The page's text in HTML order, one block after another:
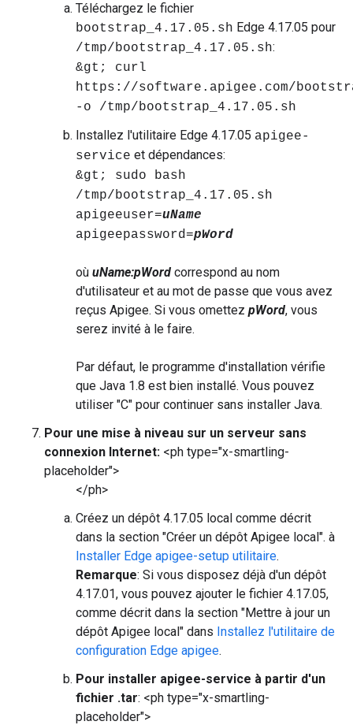
Téléchargez le fichier
bootstrap_4.17.05.sh Edge 4.17.05 pour
/tmp/bootstrap_4.17.05.sh:
&gt; curl
https://software.apigee.com/
-o /tmp/bootstrap_4.17.05.sh
Installez l'utilitaire Edge 4.17.05 apigee-
service et dépendances:
&gt; sudo bash
/tmp/bootstrap_4.17.05.sh
apigeeuser=uName
apigeepassword=pWord
où uName:pWord correspond au nom
d'utilisateur et au mot de passe que vous avez
reçus Apigee. Si vous omettez pWord, vous
serez invité à le faire.
Par défaut, le programme d'installation vérifie
que Java 1.8 est bien installé. Vous pouvez
utiliser "C" pour continuer sans installer Java.
Pour une mise à niveau sur un serveur sans
connexion Internet: <ph type="x-smartling-
placeholder">
</ph>
Créez un dépôt 4.17.05 local comme décrit
dans la section "Créer un dépôt Apigee local". à
Installer Edge apigee-setup utilitaire.
Remarque: Si vous disposez déjà d'un dépôt
4.17.01, vous pouvez ajouter le fichier 4.17.05,
comme décrit dans la section "Mettre à jour un
dépôt Apigee local" dans Installez l'utilitaire de
configuration Edge apigee.
Pour installer apigee-service à partir d'un
fichier .tar: <ph type="x-smartling-
placeholder">